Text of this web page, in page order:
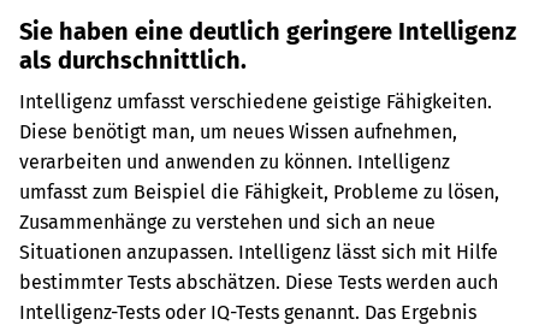
Sie haben eine deutlich geringere Intelligenz
als durchschnittlich.
Intelligenz umfasst verschiedene geistige Fähigkeiten.
Diese benötigt man, um neues Wissen aufnehmen,
verarbeiten und anwenden zu können. Intelligenz
umfasst zum Beispiel die Fähigkeit, Probleme zu lösen,
Zusammenhänge zu verstehen und sich an neue
Situationen anzupassen. Intelligenz lässt sich mit Hilfe
bestimmter Tests abschätzen. Diese Tests werden auch
Intelligenz-Tests oder IQ-Tests genannt. Das Ergebnis